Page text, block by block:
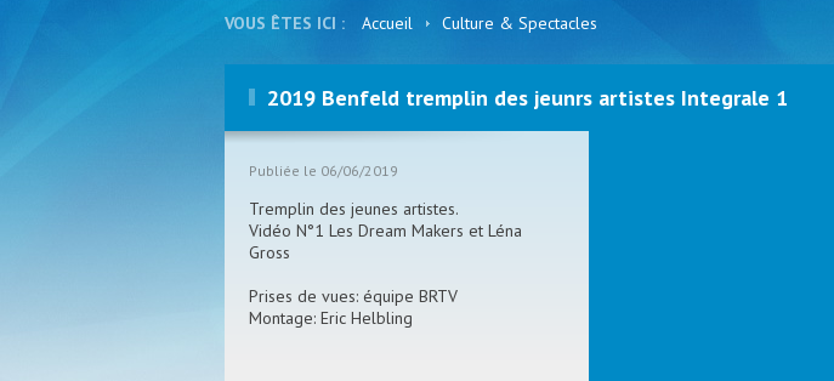
VOUS ÊTES ICI : Accueil Culture & Spectacles
2019 Benfeld tremplin des jeunrs artistes Integrale 1
Publiée le 06/06/2019
Tremplin des jeunes artistes.
Vidéo N°1 Les Dream Makers et Léna
Gross
Prises de vues: équipe BRTV
Montage: Eric Helbling